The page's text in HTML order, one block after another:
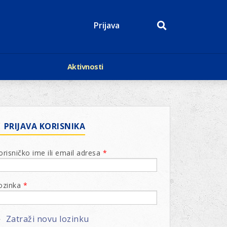
Prijava
Aktivnosti
Događaji
Kalendar
Lions Magazin
PRIJAVA KORISNIKA
ime ili email adresa *
*
Zatraži novu lozinku